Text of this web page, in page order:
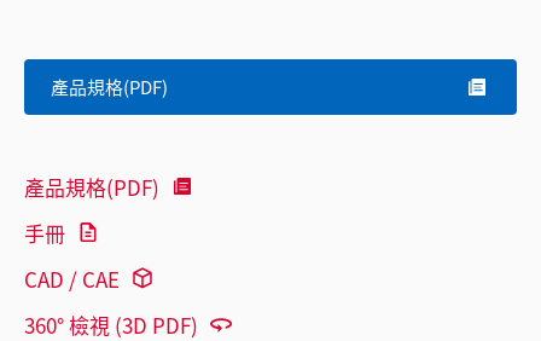
產品規格(PDF)
產品規格(PDF)
手冊
CAD / CAE
360° 檢視 (3D PDF)